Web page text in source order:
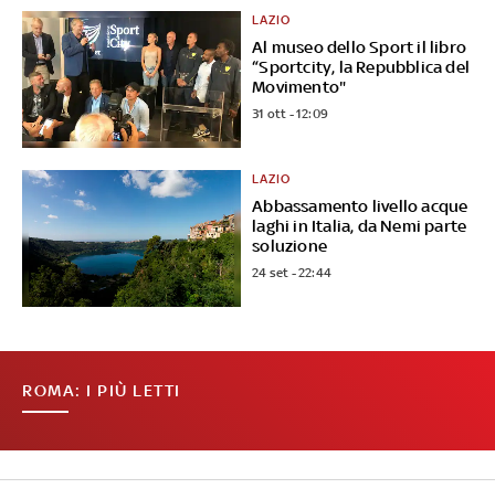
Al museo dello Sport il libro
“Sportcity, la Repubblica del
Movimento"
LAZIO
31 ott - 12:09
Abbassamento livello acque
laghi in Italia, da Nemi parte
soluzione
LAZIO
24 set - 22:44
ROMA: I PIÙ LETTI